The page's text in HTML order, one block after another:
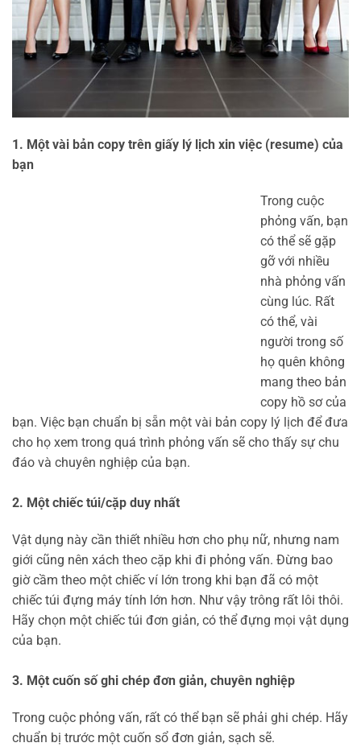
1. Một vài bản copy trên giấy lý lịch xin việc (resume) của
bạn
Trong cuộc
phỏng vấn, bạn
có thể sẽ gặp
gỡ với nhiều
nhà phỏng vấn
cùng lúc. Rất
có thể, vài
người trong số
họ quên không
mang theo bản
copy hồ sơ của
bạn. Việc bạn chuẩn bị sẵn một vài bản copy lý lịch để đưa
cho họ xem trong quá trình phỏng vấn sẽ cho thấy sự chu
đáo và chuyên nghiệp của bạn.
2. Một chiếc túi/cặp duy nhất
Vật dụng này cần thiết nhiều hơn cho phụ nữ, nhưng nam
giới cũng nên xách theo cặp khi đi phỏng vấn. Đừng bao
giờ cầm theo một chiếc ví lớn trong khi bạn đã có một
chiếc túi đựng máy tính lớn hơn. Như vậy trông rất lôi thôi.
Hãy chọn một chiếc túi đơn giản, có thể đựng mọi vật dụng
của bạn.
3. Một cuốn số ghi chép đơn giản, chuyên nghiệp
Trong cuộc phỏng vấn, rất có thể bạn sẽ phải ghi chép. Hãy
chuẩn bị trước một cuốn sổ đơn giản, sạch sẽ.